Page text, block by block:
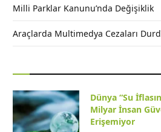
Milli Parklar Kanunu’nda Değişiklik
Araçlarda Multimedya Cezaları
Dünya “Su
Milyar İnsan
Erişemiyor